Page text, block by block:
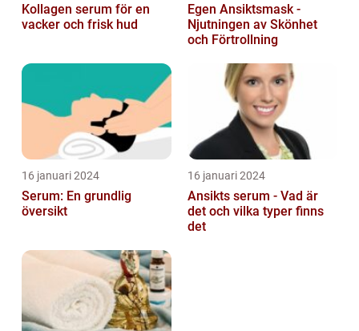
Kollagen serum för en
vacker och frisk hud
Egen Ansiktsmask -
Njutningen av Skönhet
och Förtrollning
16 januari 2024
Serum: En grundlig
översikt
16 januari 2024
Ansikts serum - Vad är
det och vilka typer finns
det